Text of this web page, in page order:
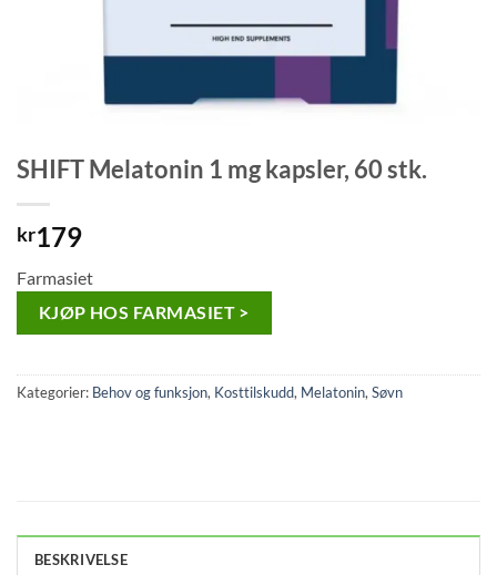
SHIFT Melatonin 1 mg kapsler, 60 stk.
kr179
Farmasiet
KJØP HOS FARMASIET >
Kategorier: Behov og funksjon, Kosttilskudd, Melatonin,Søvn
BESKRIVELSE